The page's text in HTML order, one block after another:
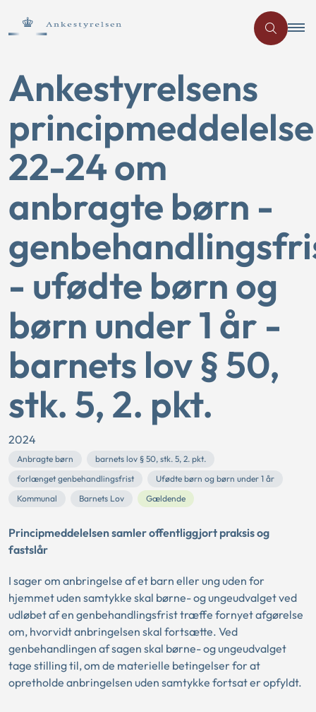
Ankestyrelsens
principmeddelelse
22-24 om
anbragte børn -
- ufødte børn og
børn under 1 år -
barnets lov § 50,
stk. 5, 2. pkt.
2024
Anbragte børn
barnets lov § 50, stk. 5, 2. pkt.
forlænget genbehandlingsfrist
Ufødte børn og børn under 1 år
Kommunal
Barnets Lov Gældende
Principmeddelelsen samler offentliggjort praksis og
fastslår
I sager om anbringelse af et barn eller ung uden for
hjemmet uden samtykke skal børne- og ungeudvalget ved
udløbet af en genbehandlingsfrist træffe fornyet afgørelse
om, hvorvidt anbringelsen skal fortsætte. Ved
genbehandlingen af sagen skal børne- og ungeudvalget
tage stilling til, om de materielle betingelser for at
opretholde anbringelsen uden samtykke fortsat er opfyldt.